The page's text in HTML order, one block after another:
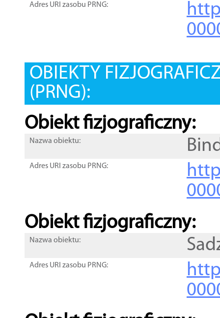
Adres URI zasobu PRNG:
OBIEKTY
(PRNG):
Obiekt fizjograficzny:
Nazwa obiektu:
Adres URI zasobu PRNG:
Obiekt fizjograficzny:
Nazwa obiektu:
Adres URI zasobu PRNG: